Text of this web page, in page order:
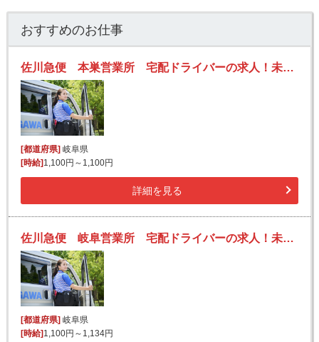
おすすめのお仕事
佐川急便 本巣営業所 宅配ドライバーの求人！未経験歓迎！先輩たちがサポートします♪
[都道府県] 岐阜県
[時給] 1,100円～1,100円
詳細を見る
佐川急便 岐阜営業所 宅配ドライバーの求人！未経験歓迎！先輩たちがサポートします♪
[都道府県] 岐阜県
[時給] 1,100円～1,134円